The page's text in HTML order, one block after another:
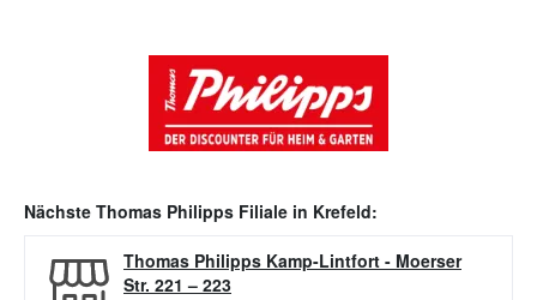
Nächste Thomas Philipps Filiale in Krefeld:
Thomas Philipps Kamp-Lintfort - Moerser
Str. 221 – 223